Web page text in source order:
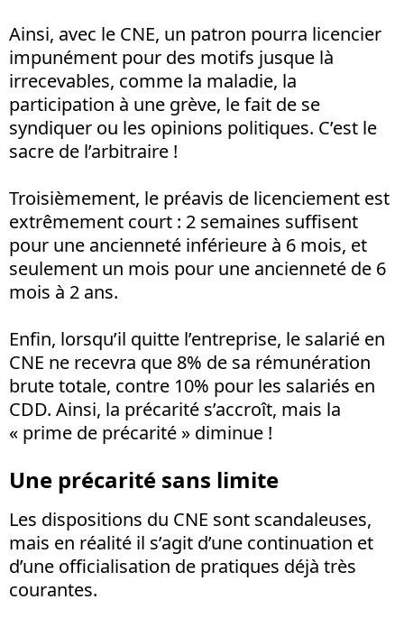
Ainsi, avec le CNE, un patron pourra licencier
impunément pour des motifs jusque là
irrecevables, comme la maladie, la
participation à une grève, le fait de se
syndiquer ou les opinions politiques. C’est le
sacre de l’arbitraire !
Troisièmement, le préavis de licenciement est
extrêmement court : 2 semaines suffisent
pour une ancienneté inférieure à 6 mois, et
seulement un mois pour une ancienneté de 6
mois à 2 ans.
Enfin, lorsqu’il quitte l’entreprise, le salarié en
CNE ne recevra que 8% de sa rémunération
brute totale, contre 10% pour les salariés en
CDD. Ainsi, la précarité s’accroît, mais la
« prime de précarité » diminue !
Une précarité sans limite
Les dispositions du CNE sont scandaleuses,
mais en réalité il s’agit d’une continuation et
d’une officialisation de pratiques déjà très
courantes.